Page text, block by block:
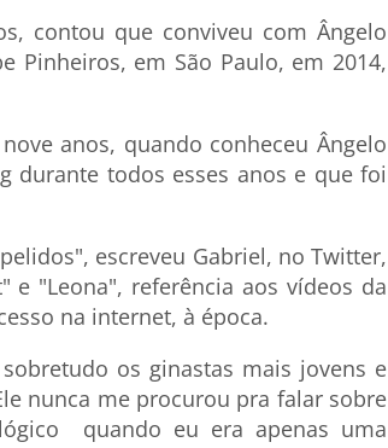
contou que conviveu com Ângelo
Pinheiros, em São Paulo, em 2014,
anos, quando conheceu Ângelo
durante todos esses anos e que foi
escreveu Gabriel, no Twitter,
e "Leona", referência aos vídeos da
na internet, à época.
os ginastas mais jovens e
nunca me procurou pra falar sobre
quando eu era apenas uma